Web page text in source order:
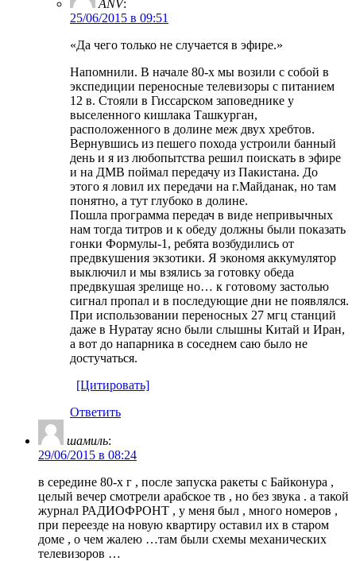
ANV:
25/06/2015 в 09:51
«Да чего только не случается в эфире.»
Напомнили. В начале 80-х мы возили с собой в
экспедиции переносные телевизоры с питанием
12 в. Стояли в Гиссарском заповеднике у
выселенного кишлака Ташкурган,
расположенного в долине меж двух хребтов.
Вернувшись из пешего похода устроили банный
день и я из любопытства решил поискать в эфире
и на ДМВ поймал передачу из Пакистана. До
этого я ловил их передачи на г.Майданак, но там
понятно, а тут глубоко в долине.
Пошла программа передач в виде непривычных
нам тогда титров и к обеду должны были показать
гонки Формулы-1, ребята возбудились от
предвкушения экзотики. Я экономя аккумулятор
выключил и мы взялись за готовку обеда
предвкушая зрелище но… к готовому застолью
сигнал пропал и в последующие дни не появлялся.
При использовании переносных 27 мгц станций
даже в Нуратау ясно были слышны Китай и Иран,
а вот до напарника в соседнем саю было не
достучаться.
[Цитировать]
Ответить
шамиль:
29/06/2015 в 08:24
в середине 80-х г , после запуска ракеты с Байконура ,
целый вечер смотрели арабское тв , но без звука . а такой
журнал РАДИОФРОНТ , у меня был , много номеров ,
при переезде на новую квартиру оставил их в старом
доме , о чем жалею …там были схемы механических
телевизоров …